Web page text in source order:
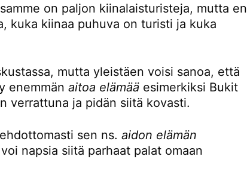
on paljon kiinalaisturisteja, mutta en
kuka kiinaa puhuva on turisti ja kuka
mutta yleistäen voisi sanoa, että
enemmän aitoa elämää esimerkiksi Bukit
verrattuna ja pidän siitä kovasti.
sen ns. aidon elämän
napsia siitä parhaat palat omaan